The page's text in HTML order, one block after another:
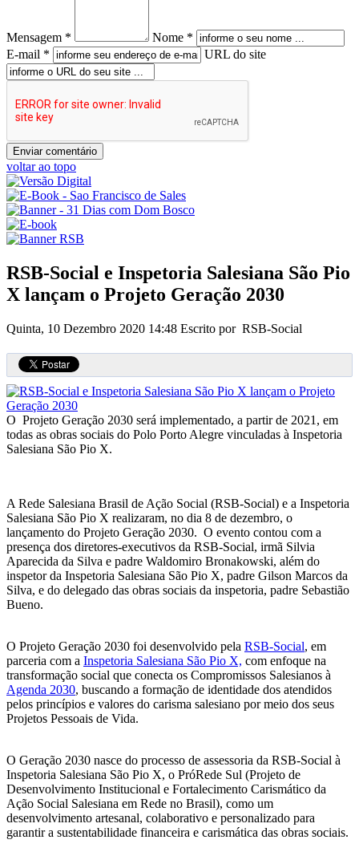
Mensagem *
Nome *
E-mail *
URL do site
voltar ao topo
RSB-Social e Inspetoria Salesiana São Pio
X lançam o Projeto Geração 2030
Quinta, 10 Dezembro 2020 14:48 Escrito por RSB-Social
O Projeto Geração 2030 será implementado, a partir de 2021, em
todas as obras sociais do Polo Porto Alegre vinculadas à Inspetoria
Salesiana São Pio X.
A Rede Salesiana Brasil de Ação Social (RSB-Social) e a Inspetoria
Salesiana São Pio X realizaram, no dia 8 de dezembro, o
lançamento do Projeto Geração 2030. O evento contou com a
presença dos diretores-executivos da RSB-Social, irmã Silvia
Aparecida da Silva e padre Waldomiro Bronakowski, além do
inspetor da Inspetoria Salesiana São Pio X, padre Gilson Marcos da
Silva, e do delegado das obras sociais da inspetoria, padre Sebastião
Bueno.
O Projeto Geração 2030 foi desenvolvido pela RSB-Social, em
parceria com a Inspetoria Salesiana São Pio X, com enfoque na
transformação social que conecta os Compromissos Salesianos à
Agenda 2030, buscando a formação de identidade dos atendidos
pelos princípios e valores do carisma salesiano por meio dos seus
Projetos Pessoais de Vida.
O Geração 2030 nasce do processo de assessoria da RSB-Social à
Inspetoria Salesiana São Pio X, o PróRede Sul (Projeto de
Desenvolvimento Institucional e Fortalecimento Carismático da
Ação Social Salesiana em Rede no Brasil), como um
desenvolvimento artesanal, colaborativo e personalizado para
garantir a sustentabilidade financeira e carismática das obras sociais.